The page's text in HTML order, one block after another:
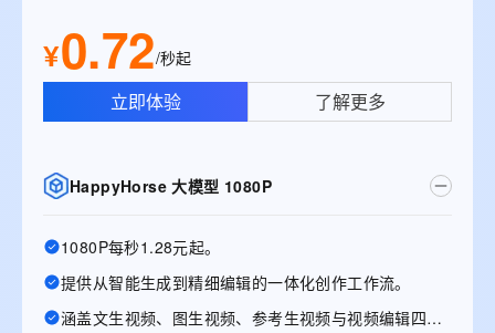
¥0.72/秒起
立即体验 了解更多
HappyHorse 大模型 1080P
1080P每秒1.28元起。
提供从智能生成到精细编辑的一体化创作工作流。
涵盖文生视频、图生视频、参考生视频与视频编辑四大能力。